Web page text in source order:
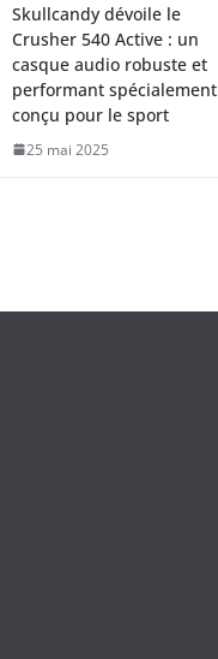
Skullcandy dévoile le
Crusher 540 Active : un
casque audio robuste et
performant spécialement
conçu pour le sport
25 mai 2025